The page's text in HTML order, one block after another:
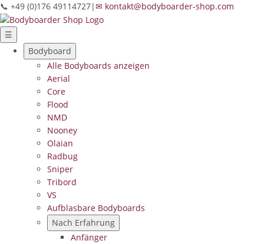
📞 +49 (0)176 49114727| ✉ kontakt@bodyboarder-shop.com
☰
Bodyboard
Alle Bodyboards anzeigen
Aerial
Core
Flood
NMD
Nooney
Olaian
Radbug
Sniper
Tribord
VS
Aufblasbare Bodyboards
Nach Erfahrung
Anfänger